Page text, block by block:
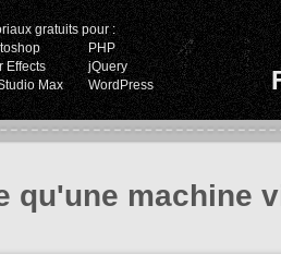
gratuits pour :
PHP
Effects
jQuery
Max
WordPress
qu'une machine